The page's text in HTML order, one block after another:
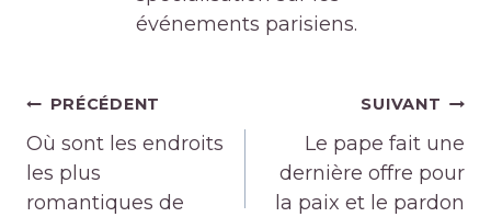
événements parisiens.
Navigation
de
l’article
PRÉCÉDENT
Où sont les endroits
les plus
romantiques de
SUIVANT
Le pape fait une
dernière offre pour
la paix et le pardon